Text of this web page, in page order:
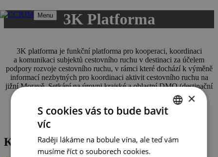
Přeskočit
Menu 3K Platforma
3K platforma je funkční platforma pro kooperaci, koordinaci
a komunikaci subjektů cestovního ruchu v destinaci za účelem
podpory rozvoje cestovního ruchu, v rámci které dochází k výměně
informací nezbytných pro koordinaci aktivit cestovního ruchu na
jižní Moravě. Setkání na úrovni krajské a oblastní DMO (destinační
management oblasti) probíhá průběžně dle potřeb subjektů,
minimálně však 4x do roka. Cílem těchto setkání je koordinace
činnosti cestovního ruchu, vzájemná informovanost a příprava
Kam dál? ENGLISH
×
S cookies vás to bude bavit
víc
Raději lákáme na bobule vína, ale teď vám
musíme říct o souborech cookies.